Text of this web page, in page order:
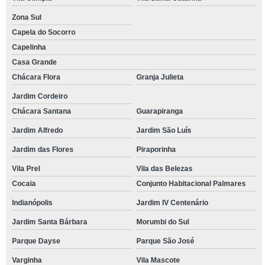
Zona Sul
Capela do Socorro
Capelinha
Casa Grande
Chácara Flora
Granja Julieta
Jardim Cordeiro
Chácara Santana
Guarapiranga
Jardim Alfredo Jardim São Luís
Jardim das Flores Piraporinha
Vila Prel
Vila das Belezas
Cocaia
Conjunto Habitacional Palmares
Indianópolis Jardim IV Centenário
Jardim Santa Bárbara Morumbi do Sul
Parque Dayse Parque São José
Varginha
Vila Mascote